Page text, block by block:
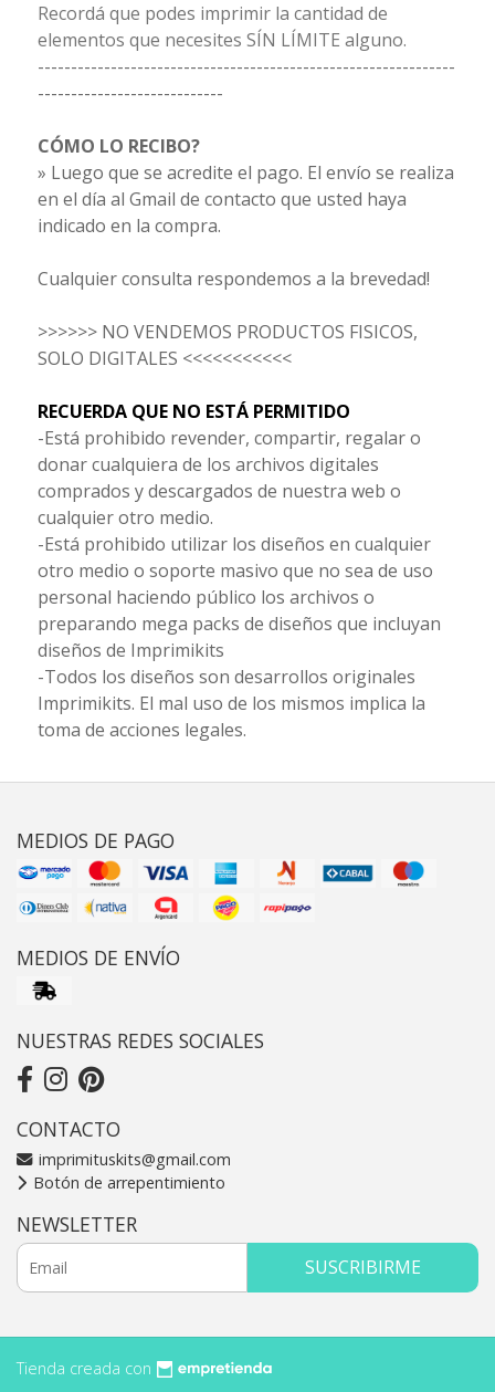
Recordá que podes imprimir la cantidad de
elementos que necesites SÍN LÍMITE alguno.
---------------------------------------------------------------
----------------------------
CÓMO LO RECIBO?
» Luego que se acredite el pago. El envío se realiza
en el día al Gmail de contacto que usted haya
indicado en la compra.
Cualquier consulta respondemos a la brevedad!
>>>>>> NO VENDEMOS PRODUCTOS FISICOS,
SOLO DIGITALES <<<<<<<<<<<
RECUERDA QUE NO ESTÁ PERMITIDO
-Está prohibido revender, compartir, regalar o
donar cualquiera de los archivos digitales
comprados y descargados de nuestra web o
cualquier otro medio.
-Está prohibido utilizar los diseños en cualquier
otro medio o soporte masivo que no sea de uso
personal haciendo público los archivos o
preparando mega packs de diseños que incluyan
diseños de Imprimikits
-Todos los diseños son desarrollos originales
Imprimikits. El mal uso de los mismos implica la
toma de acciones legales.
MEDIOS DE PAGO
MEDIOS DE ENVÍO
NUESTRAS REDES SOCIALES
CONTACTO
imprimituskits@gmail.com
Botón de arrepentimiento
NEWSLETTER
SUSCRIBIRME
Tienda creada con